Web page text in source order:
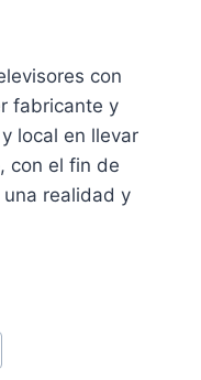
con
fabricante y
local en llevar
con el fin de
realidad y